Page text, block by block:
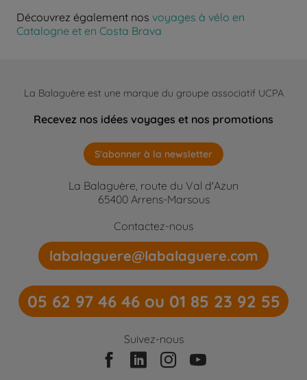
Découvrez également nos voyages à vélo en
Catalogne et en Costa Brava
La Balaguère est une marque du groupe associatif UCPA
Recevez nos idées voyages et nos promotions
S'abonner à la newsletter
La Balaguère, route du Val d'Azun
65400 Arrens-Marsous
Contactez-nous
labalaguere@labalaguere.com
05 62 97 46 46 ou 01 85 23 92 55
Suivez-nous